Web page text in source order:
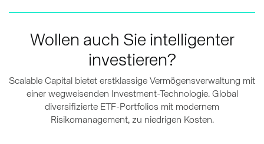
Wollen auch Sie intelligenter
investieren?
Scalable Capital bietet erstklassige Vermögensverwaltung mit
einer wegweisenden Investment-Technologie. Global
diversifizierte ETF-Portfolios mit modernem
Risikomanagement, zu niedrigen Kosten.